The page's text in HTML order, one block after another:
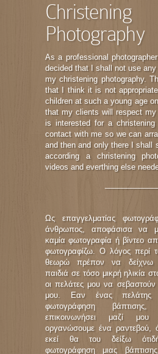
Christening
Photography
As a professional
decided that I shall not use
my christening photography.
that I think it is not
children at such a young age
that my clients will respect
is interested for a christening
contact with me so we can
and then and only there I shall
according a christening
videos and everthing else
Ως επαγγελματίας
άνθρωπος, αποφάσισα να
καμία φωτογραφία ή βίντεο
φωτογραφίζω. Ο λόγος περί
θεωρώ πρέπον να δείχνω
παιδιά σε τόσο μικρή ηλικία
οι πελάτες μου να
μου. Εαν ένας πελάτης
φωτογράφηση
επικοινωνήσει μαζί μου
οργανώσουμε ένα ραντεβού,
εκεί θα του δείξω
φωτογράφηση μιας